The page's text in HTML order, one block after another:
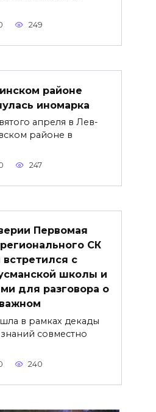
249
районе
иномарка
апреля в Лев-
районе в
247
Первомая
СК
встретился с
школы и
для разговора о
важнoм
в рамках декады
совместно
240